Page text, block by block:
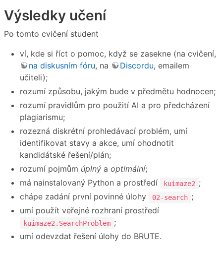
Výsledky učení
Po tomto cvičení student
ví, kde si říct o pomoc, když se zasekne (na cvičení,
na diskusním fóru, na Discordu, emailem
učiteli);
rozumí způsobu, jakým bude v předmětu hodnocen;
rozumí pravidlům pro použití AI a pro předcházení
plagiarismu;
rozezná diskrétní prohledávací problém, umí
identifikovat stavy a akce, umí ohodnotit
kandidátské řešení/plán;
rozumí pojmům úplný a optimální;
má nainstalovaný Python a prostředí
kuimaze2 ;
chápe zadání první povinné úlohy
02-search ;
umí použít veřejné rozhraní prostředí
kuimaze2.SearchProblem ;
umí odevzdat řešení úlohy do BRUTE.